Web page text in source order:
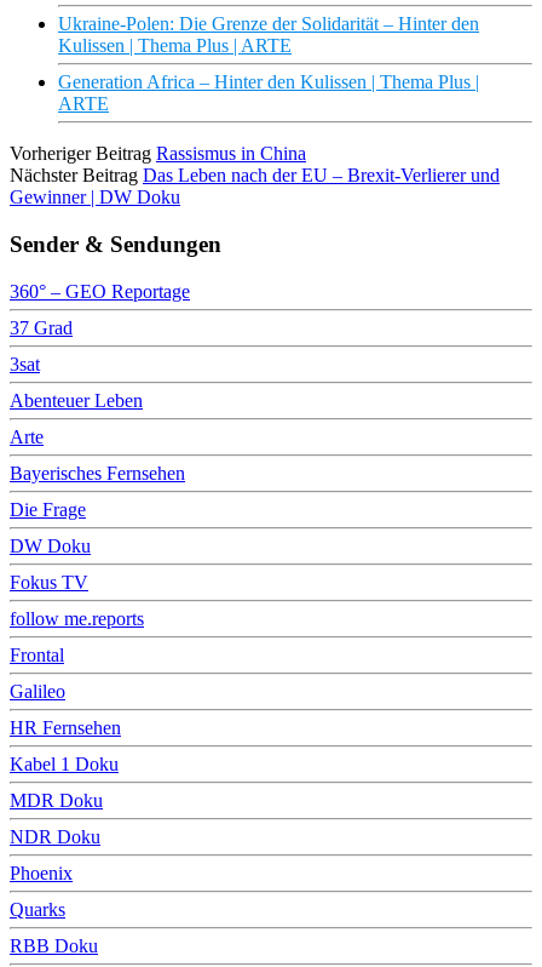
Ukraine-Polen: Die Grenze der Solidarität – Hinter den
Kulissen | Thema Plus | ARTE
Generation Africa – Hinter den Kulissen | Thema Plus |
ARTE
Vorheriger Beitrag Rassismus in China
Nächster Beitrag Das Leben nach der EU – Brexit-Verlierer und
Gewinner | DW Doku
Sender & Sendungen
360° – GEO Reportage
37 Grad
3sat
Abenteuer Leben
Arte
Bayerisches Fernsehen
Die Frage
DW Doku
Fokus TV
follow me.reports
Frontal
Galileo
HR Fernsehen
Kabel 1 Doku
MDR Doku
NDR Doku
Phoenix
Quarks
RBB Doku